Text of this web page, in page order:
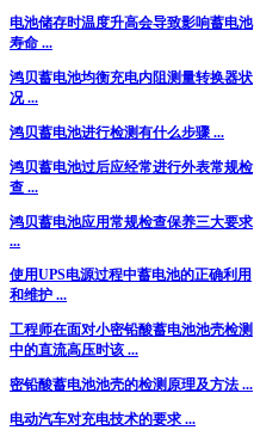
电池储存时温度升高会导致影响蓄电池
寿命 ...
鸿贝蓄电池均衡充电内阻测量转换器状
况 ...
鸿贝蓄电池进行检测有什么步骤 ...
鸿贝蓄电池过后应经常进行外表常规检
查 ...
鸿贝蓄电池应用常规检查保养三大要求
...
使用UPS电源过程中蓄电池的正确利用
和维护 ...
工程师在面对小密铅酸蓄电池池壳检测
中的直流高压时该 ...
密铅酸蓄电池池壳的检测原理及方法 ...
电动汽车对充电技术的要求 ...